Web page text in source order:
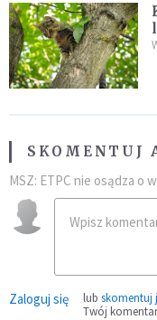
SKOMENTUJ
MSZ: ETPC nie osądza o
Zaloguj się lub skomentuj
Twój